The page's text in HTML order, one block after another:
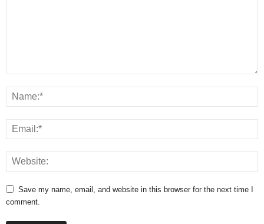
Save my name, email, and website in this browser for the next time I
comment.